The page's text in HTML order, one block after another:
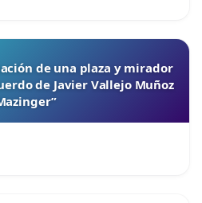
de una plaza y mirador
de Javier Vallejo Muñoz